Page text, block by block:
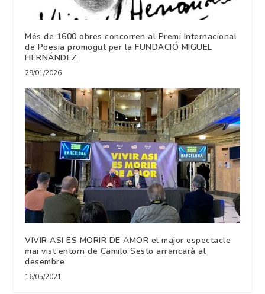
Més de 1600 obres concorren al Premi Internacional
de Poesia promogut per la FUNDACIÓ MIGUEL
HERNÁNDEZ
29/01/2026
VIVIR ASI ES MORIR DE AMOR el major espectacle
mai vist entorn de Camilo Sesto arrancarà al
desembre
16/05/2021